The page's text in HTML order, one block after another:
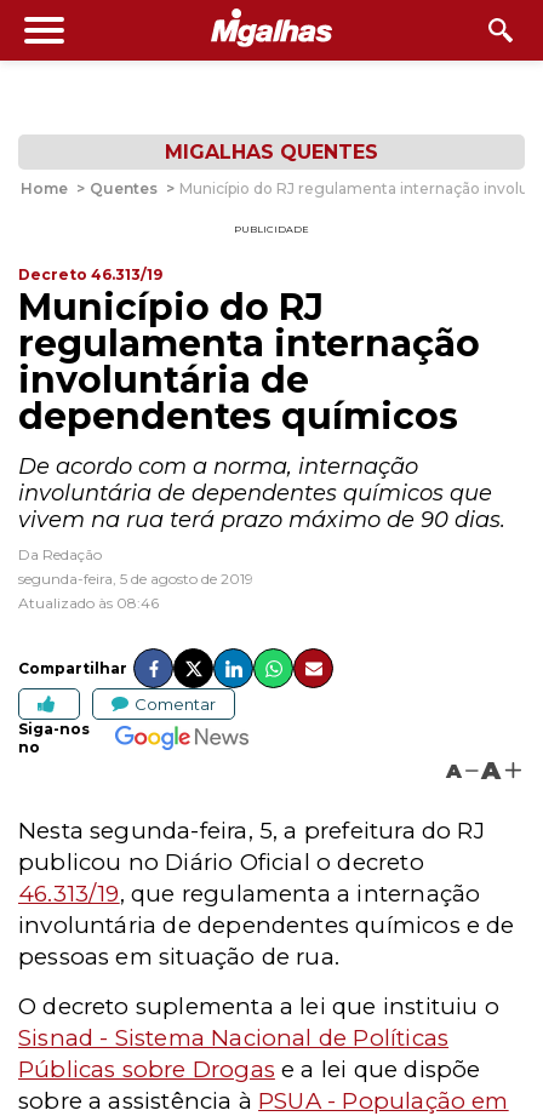
MIGALHAS QUENTES
Home > Quentes > Município do RJ regulamenta internação
PUBLICIDADE
Decreto 46.313/19
Município do RJ
regulamenta internação
involuntária de
dependentes químicos
De acordo com a norma, internação
involuntária de dependentes químicos que
vivem na rua terá prazo máximo de 90 dias.
Da Redação
segunda-feira, 5 de agosto de 2019
Atualizado às 08:46
Compartilhar
Comentar
Siga-nos
no
A A
Nesta segunda-feira, 5,a prefeitura do RJ
publicou no Diário Oficial o decreto
46.313/19, que regulamenta a internação
involuntária de dependentes químicos e de
pessoas em situação de rua.
O decreto suplementa a lei que instituiu o
Sisnad - Sistema Nacional de Políticas
Públicas sobre Drogas e a lei que dispõe
sobre a assistência à PSUA - População em